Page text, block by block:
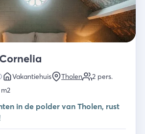
Vakantiehuis Tholen 2 pers.
m2
in de polder van Tholen, rust